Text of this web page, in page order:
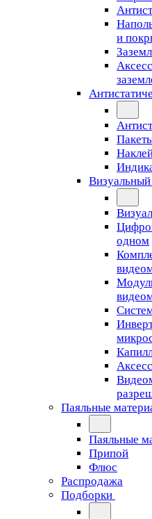
и
Визуальный
одном
Паяльные
Паяльные
Припой
Флюс
Распродажа
Подборки